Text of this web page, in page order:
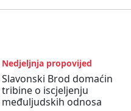
Nedjeljnja propovijed
Slavonski Brod domaćin
tribine o iscjeljenju
međuljudskih odnosa